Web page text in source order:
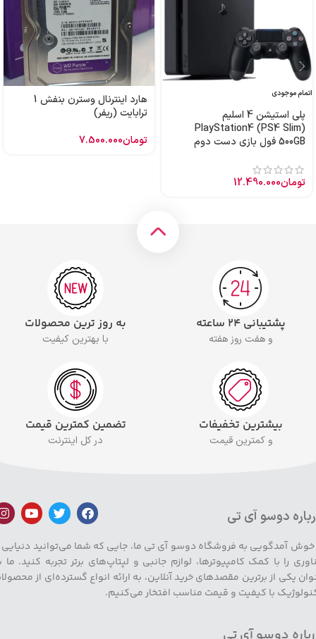
اتمام موجودی
پلی استیشن 4 اسلیم
PlayStation4 (PS4 Slim)
500GB فول بازی دست دوم
تومان12.490.000
هارد اینترنال وسترن بنفش 1
ترابایت (ریفر)
تومان7.500.000
پشتیبانی ۲۴ ساعته
و هفت روز هفته
به روز ترین محصولات
با بهترین کیفیت
بیشترین تخفیفات
و کمترین قیمت
تضمین کمترین قیمت
در کل اینترنت
دوسو آی تی
خوش آمدگویی به فروشگاه دوسو آی تی ما، جایی که شما می‌توانید دنیایی
را با کمک کامپیوترها، لوازم جانبی و لپتاپ‌های برتر تجربه کنید. ما
یکی از برترین مقصدهای خرید آنلاین، به ارائه انواع گسترده‌ای از
با کیفیت و قیمت مناسب افتخار می‌کنیم.